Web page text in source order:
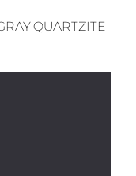
QUARTZITE